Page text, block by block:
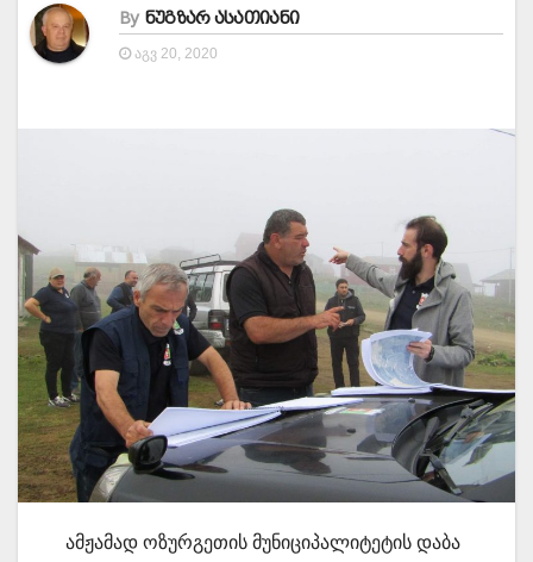
By ნუგზარ ასათიანი
ᲐᲒᲕ 20, 2020
ამჟამად ოზურგეთის მუნიციპალიტეტის დაბა